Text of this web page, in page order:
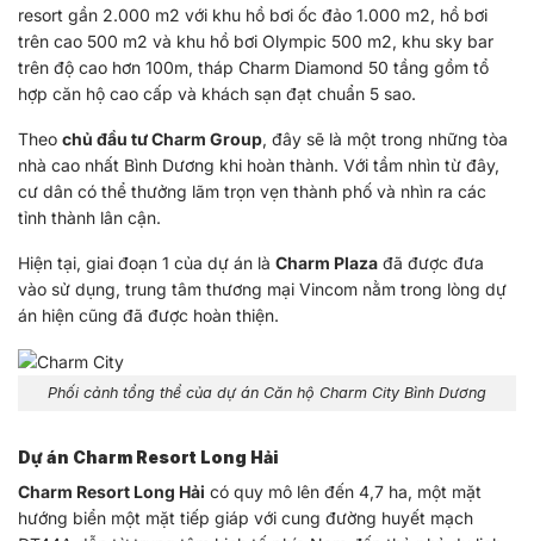
resort gần 2.000 m2 với khu hồ bơi ốc đảo 1.000 m2, hồ bơi
trên cao 500 m2 và khu hồ bơi Olympic 500 m2, khu sky bar
trên độ cao hơn 100m, tháp Charm Diamond 50 tầng gồm tổ
hợp căn hộ cao cấp và khách sạn đạt chuẩn 5 sao.
Theo chủ đầu tư Charm Group, đây sẽ là một trong những tòa
nhà cao nhất Bình Dương khi hoàn thành. Với tầm nhìn từ đây,
cư dân có thể thưởng lãm trọn vẹn thành phố và nhìn ra các
tỉnh thành lân cận.
Hiện tại, giai đoạn 1 của dự án là Charm Plaza đã được đưa
vào sử dụng, trung tâm thương mại Vincom nằm trong lòng dự
án hiện cũng đã được hoàn thiện.
Phối cảnh tổng thể của dự án Căn hộ Charm City Bình Dương
Dự án Charm Resort Long Hải
Charm Resort Long Hải có quy mô lên đến 4,7 ha, một mặt
hướng biển một mặt tiếp giáp với cung đường huyết mạch